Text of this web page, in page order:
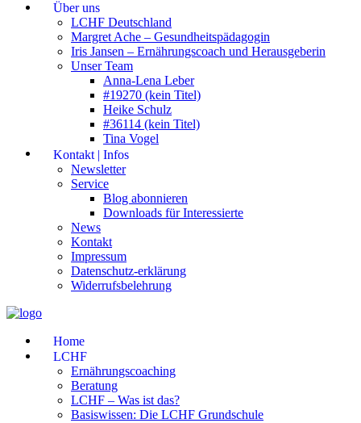
Über uns
LCHF Deutschland
Margret Ache – Gesundheitspädagogin
Iris Jansen – Ernährungscoach und Herausgeberin
Unser Team
Anna-Lena Leber
#19270 (kein Titel)
Heike Schulz
#36114 (kein Titel)
Tina Vogel
Kontakt | Infos
Newsletter
Service
Blog abonnieren
Downloads für Interessierte
News
Kontakt
Impressum
Datenschutz-erklärung
Widerrufsbelehrung
Home
LCHF
Ernährungscoaching
Beratung
LCHF – Was ist das?
Basiswissen: Die LCHF Grundschule